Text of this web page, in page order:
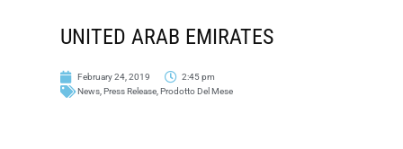
UNITED ARAB EMIRATES
February 24, 2019
2:45 pm
News,Press Release,Prodotto Del Mese